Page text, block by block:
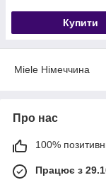
Купити
Miele Німеччина
Про нас
100%
Працює з